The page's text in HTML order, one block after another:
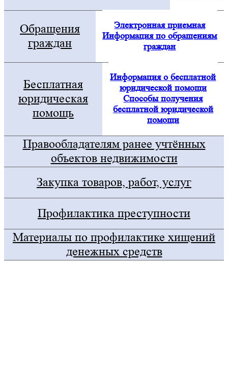
Обращения
граждан
Электронная приемная
Информация по обращениям
граждан
Бесплатная
юридическая
помощь
Информация о бесплатной
юридической помощи
Способы получения
бесплатной юридической
помощи
Правообладателям ранее учтённых
объектов недвижимости
Закупка товаров, работ, услуг
Профилактика преступности
Материалы по профилактике хищений
денежных средств